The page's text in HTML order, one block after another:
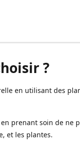
?
en utilisant des
prenant soin de ne
et les plantes.